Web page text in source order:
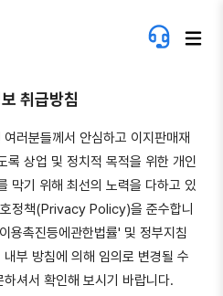
취급방침
러분들께서 안심하고 이지판매재
록 상업 및 정치적 목적을 위한 개인
막기 위해 최선의 노력을 다하고 있
정책(Privacy Policy)을 준수합니
용촉진등에관한법률' 및 정부지침
부 방침에 의해 임의로 변경될 수
셔서 확인해 보시기 바랍니다.